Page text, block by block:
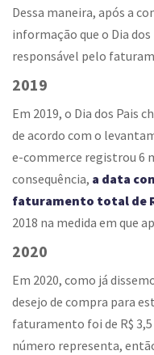
Dessa maneira, após a
informação que o Dia
responsável pelo
2019
Em 2019, o Dia dos Pais
de acordo com o
e-commerce registrou 6
consequência, a data
faturamento total de
2018 na medida em que
2020
Em 2020, como já
desejo de compra para
faturamento foi de R$
número representa,